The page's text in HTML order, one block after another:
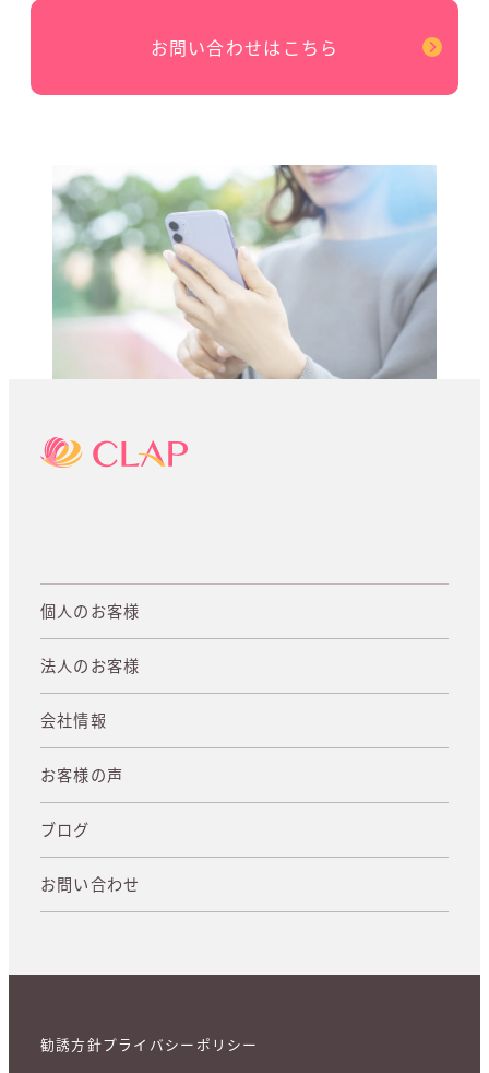
お問い合わせはこちら
個人のお客様
法人のお客様
会社情報
お客様の声
ブログ
お問い合わせ
勧誘方針プライバシーポリシー